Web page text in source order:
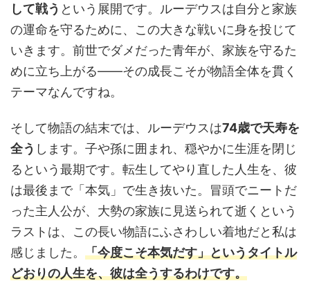
して戦う という展開です。ルーデウスは自分と家族
の運命を守るために、この大きな戦いに身を投じて
いきます。前世でダメだった青年が、家族を守るた
めに立ち上がる——その成長こそが物語全体を貫く
テーマなんですね。
そして物語の結末では、ルーデウスは74歳で天寿を
全う します。子や孫に囲まれ、穏やかに生涯を閉じ
るという最期です。転生してやり直した人生を、彼
は最後まで「本気」で生き抜いた。冒頭でニートだ
った主人公が、大勢の家族に見送られて逝くという
ラストは、この長い物語にふさわしい着地だと私は
感じました。 「今度こそ本気だす」というタイトル
どおりの人生を、彼は全うするわけです。